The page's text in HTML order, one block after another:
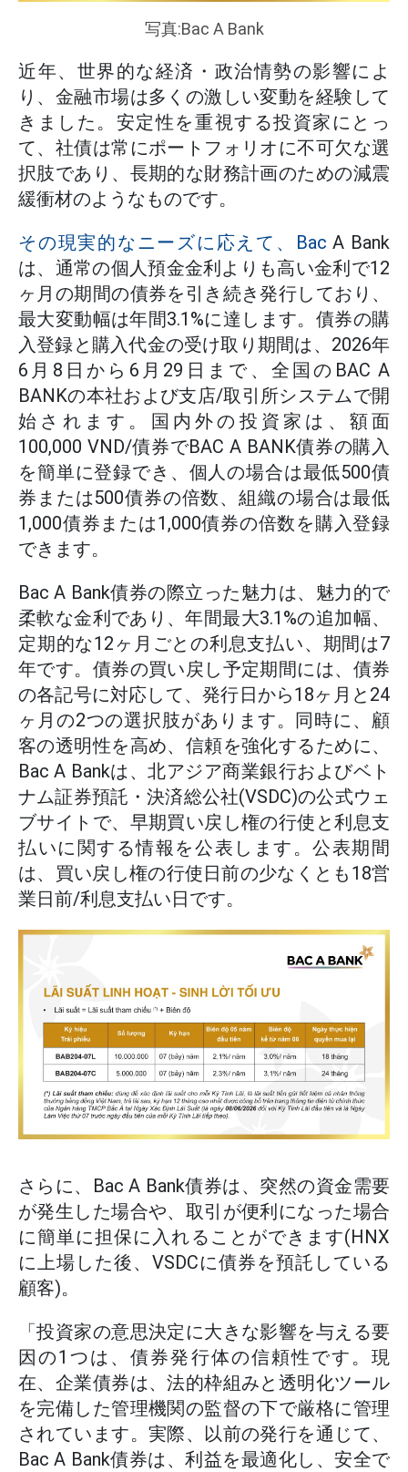
写真:Bac A Bank
近年、世界的な経済・政治情勢の影響によ
り、金融市場は多くの激しい変動を経験して
きました。安定性を重視する投資家にとっ
て、社債は常にポートフォリオに不可欠な選
択肢であり、長期的な財務計画のための減震
緩衝材のようなものです。
その現実的なニーズに応えて、Bac A Bank
は、通常の個人預金金利よりも高い金利で12
ヶ月の期間の債券を引き続き発行しており、
最大変動幅は年間3.1%に達します。債券の購
入登録と購入代金の受け取り期間は、2026年
6月8日から6月29日まで、全国のBAC A
BANKの本社および支店/取引所システムで開
始されます。国内外の投資家は、額面
100,000 VND/債券でBAC A BANK債券の購入
を簡単に登録でき、個人の場合は最低500債
券または500債券の倍数、組織の場合は最低
1,000債券または1,000債券の倍数を購入登録
できます。
Bac A Bank債券の際立った魅力は、魅力的で
柔軟な金利であり、年間最大3.1%の追加幅、
定期的な12ヶ月ごとの利息支払い、期間は7
年です。債券の買い戻し予定期間には、債券
の各記号に対応して、発行日から18ヶ月と24
ヶ月の2つの選択肢があります。同時に、顧
客の透明性を高め、信頼を強化するために、
Bac A Bankは、北アジア商業銀行およびベト
ナム証券預託・決済総公社(VSDC)の公式ウェ
ブサイトで、早期買い戻し権の行使と利息支
払いに関する情報を公表します。公表期間
は、買い戻し権の行使日前の少なくとも18営
業日前/利息支払い日です。
さらに、Bac A Bank債券は、突然の資金需要
が発生した場合や、取引が便利になった場合
に簡単に担保に入れることができます(HNX
に上場した後、VSDCに債券を預託している
顧客)。
「投資家の意思決定に大きな影響を与える要
因の1つは、債券発行体の信頼性です。現
在、企業債券は、法的枠組みと透明化ツール
を完備した管理機関の監督の下で厳格に管理
されています。実際、以前の発行を通じて、
Bac A Bank債券は、利益を最適化し、安全で